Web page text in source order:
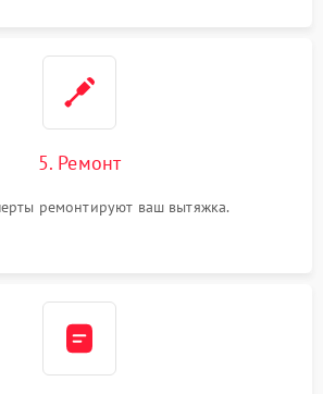
5. Ремонт
ремонтируют ваш вытяжка.